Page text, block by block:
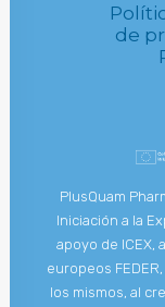
de
PlusQuam
Iniciación a la
apoyo de ICEX,
europeos
los mismos, al